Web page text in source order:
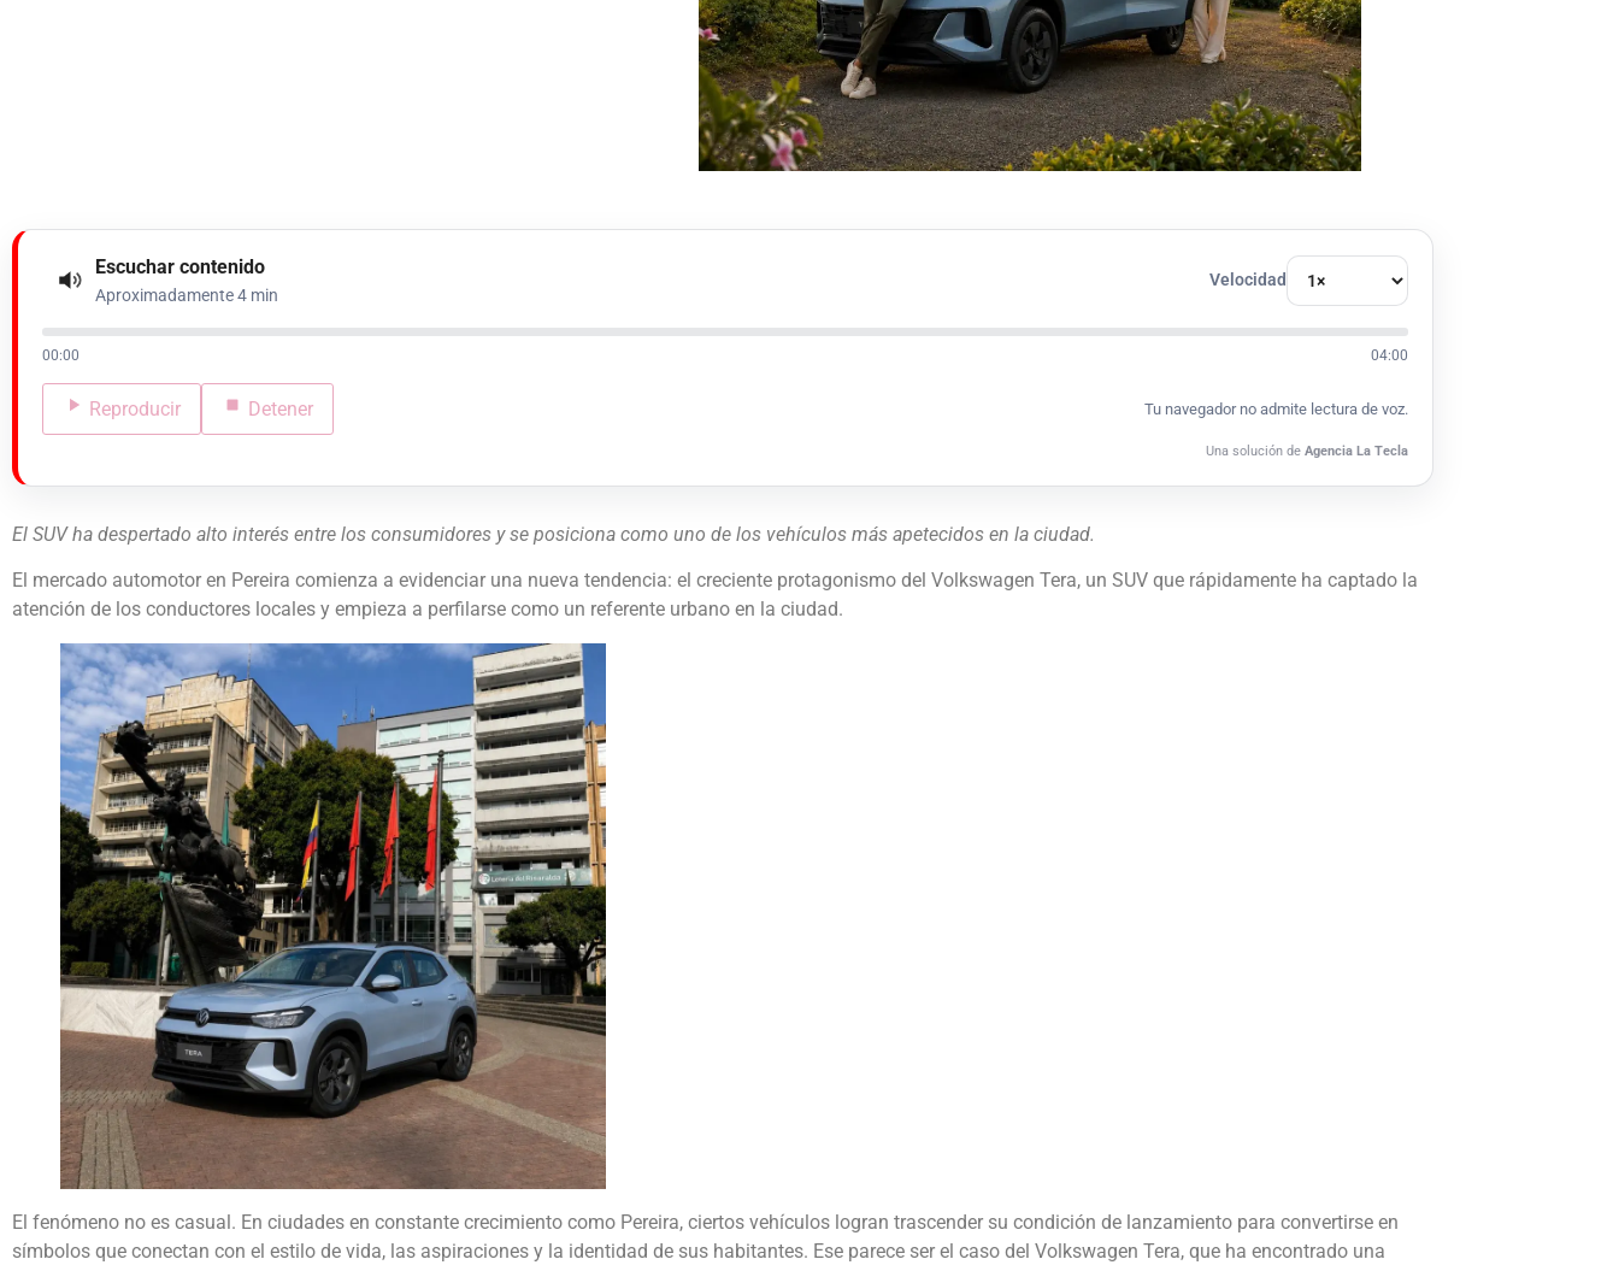
Escuchar contenido
Aproximadamente 4 min
Velocidad
00:00 04:00
Reproducir Detener Tu navegador no admite lectura de voz.
Una solución de Agencia La Tecla
El SUV ha despertado alto interés entre los consumidores y se posiciona como uno de los vehículos más apetecidos en la ciudad.
El mercado automotor en Pereira comienza a evidenciar una nueva tendencia: el creciente protagonismo del Volkswagen Tera, un SUV que rápidamente ha captado la
atención de los conductores locales y empieza a perfilarse como un referente urbano en la ciudad.
El fenómeno no es casual. En ciudades en constante crecimiento como Pereira, ciertos vehículos logran trascender su condición de lanzamiento para convertirse en
símbolos que conectan con el estilo de vida, las aspiraciones y la identidad de sus habitantes. Ese parece ser el caso del Volkswagen Tera, que ha encontrado una